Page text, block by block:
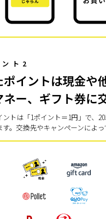
ト2
イントは現金や
ー、ギフト券に
ントは「1ポイント＝1円」で、
す。交換先やキャンペーンによ